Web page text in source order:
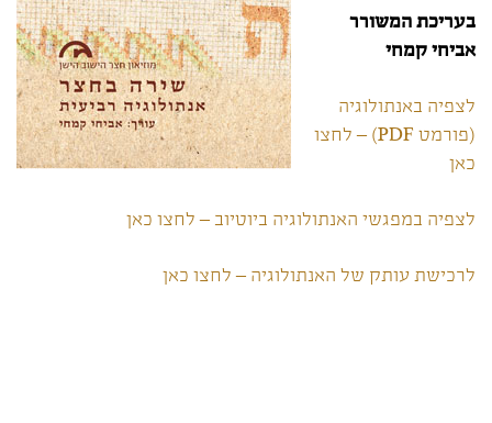
בעריכת המשורר
אביחי קמחי
לצפיה באנתולוגיה
(פורמט PDF) – לחצו
כאן
לצפיה במפגשי האנתולוגיה ביוטיוב – לחצו כאן
לרכישת עותק של האנתולוגיה – לחצו כאן